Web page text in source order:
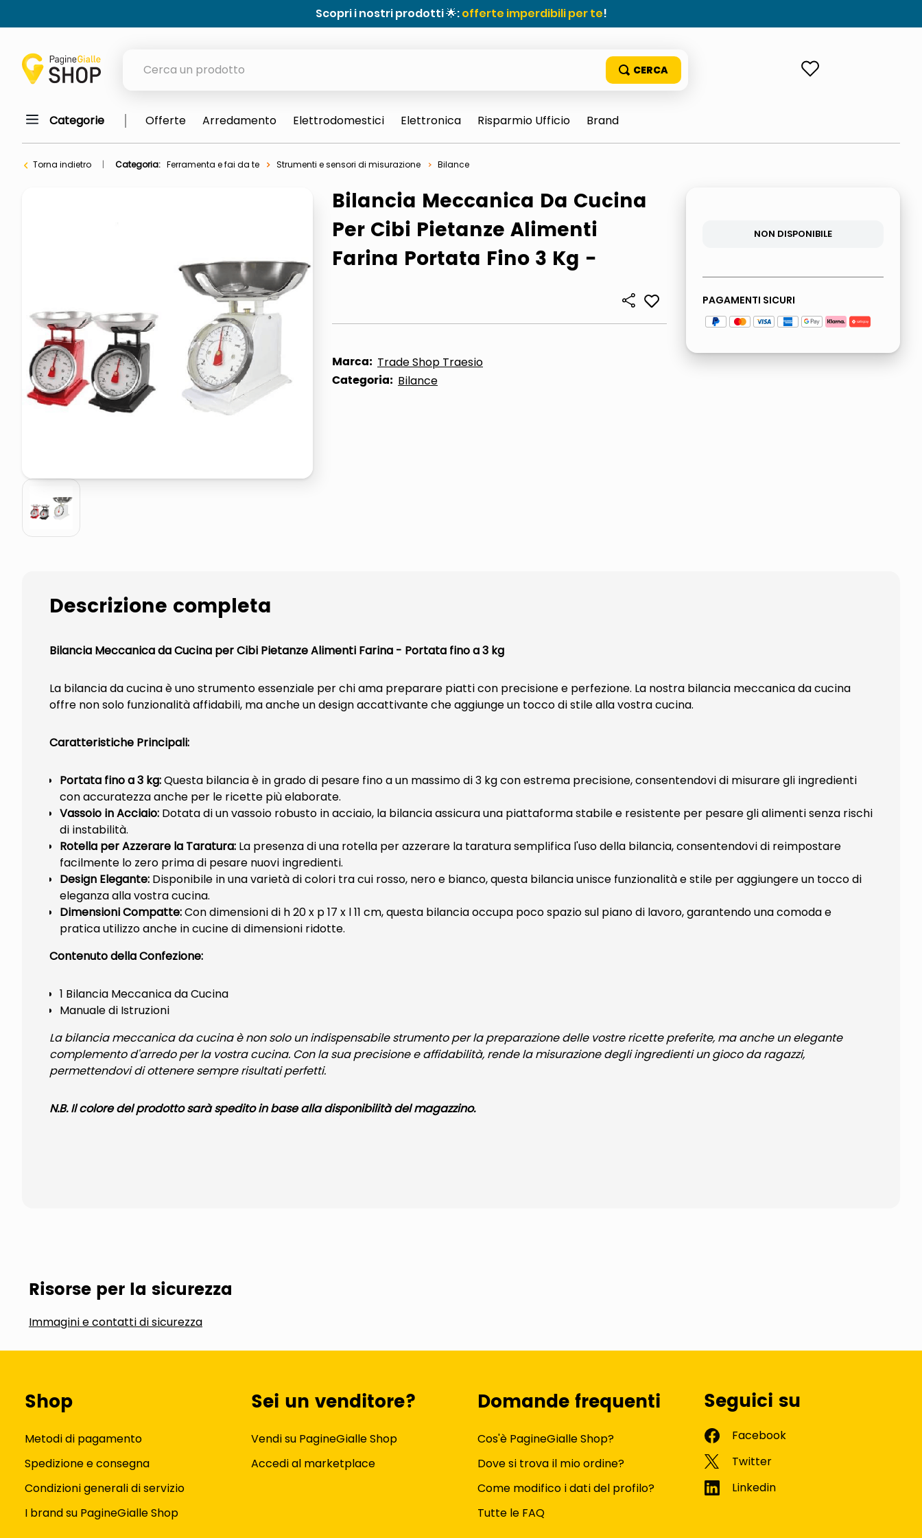
Scopri i nostri prodotti 🌟:offerte imperdibili per te!
orologio parete
italia independent occhiali sole 0703 thin rotondo sun
lucidatrice pavimenti
pattumiera raccolta differenziata
asciuga capelli spazzola
Categorie Offerte Arredamento Elettrodomestici Elettronica Risparmio Ufficio Brand
Torna indietro Categoria: Ferramenta e fai da te Strumenti e sensori di misurazione Bilance
Bilancia Meccanica Da Cucina
Per Cibi Pietanze Alimenti
Farina Portata Fino 3 Kg -
Marca: Trade Shop Traesio
Categoria: Bilance
NON DISPONIBILE
PAGAMENTI SICURI
Descrizione completa
Bilancia Meccanica da Cucina per Cibi Pietanze Alimenti Farina - Portata fino a 3 kg
La bilancia da cucina è uno strumento essenziale per chi ama preparare piatti con precisione e perfezione. La nostra bilancia meccanica da cucina
offre non solo funzionalità affidabili, ma anche un design accattivante che aggiunge un tocco di stile alla vostra cucina.
Caratteristiche Principali:
Portata fino a 3 kg:Questa bilancia è in grado di pesare fino a un massimo di 3 kg con estrema precisione, consentendovi di misurare gli ingredienti
con accuratezza anche per le ricette più elaborate.
Vassoio in Acciaio: Dotata di un vassoio robusto in acciaio, la bilancia assicura una piattaforma stabile e resistente per pesare gli alimenti senza rischi
di instabilità.
Rotella per Azzerare la Taratura: La presenza di una rotella per azzerare la taratura semplifica l'uso della bilancia, consentendovi di reimpostare
facilmente lo zero prima di pesare nuovi ingredienti.
Design Elegante: Disponibile in una varietà di colori tra cui rosso, nero e bianco, questa bilancia unisce funzionalità e stile per aggiungere un tocco di
eleganza alla vostra cucina.
Dimensioni Compatte:Con dimensioni di h 20 x p 17 x l 11 cm, questa bilancia occupa poco spazio sul piano di lavoro, garantendo una comoda e
pratica utilizzo anche in cucine di dimensioni ridotte.
Contenuto della Confezione:
1 Bilancia Meccanica da Cucina
Manuale di Istruzioni
La bilancia meccanica da cucina è non solo un indispensabile strumento per la preparazione delle vostre ricette preferite, ma anche un elegante
complemento d'arredo per la vostra cucina. Con la sua precisione e affidabilità, rende la misurazione degli ingredienti un gioco da ragazzi,
permettendovi di ottenere sempre risultati perfetti.
N.B. Il colore del prodotto sarà spedito in base alla disponibilità del magazzino.
Risorse per la sicurezza
Immagini e contatti di sicurezza
Shop
Metodi di pagamento
Spedizione e consegna
Condizioni generali di servizio
I brand su PagineGialle Shop
Sei un venditore?
Vendi su PagineGialle Shop
Accedi al marketplace
Domande frequenti
Cos'è PagineGialle Shop?
Dove si trova il mio ordine?
Come modifico i dati del profilo?
Tutte le FAQ
Seguici su